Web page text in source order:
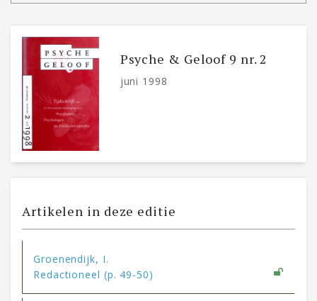
Psyche & Geloof 9 nr. 2
juni 1998
Artikelen in deze editie
Groenendijk, I.
Redactioneel (p. 49-50)